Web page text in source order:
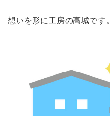
想いを形に工房の髙城です。